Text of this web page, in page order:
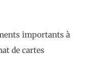
importants à
de cartes